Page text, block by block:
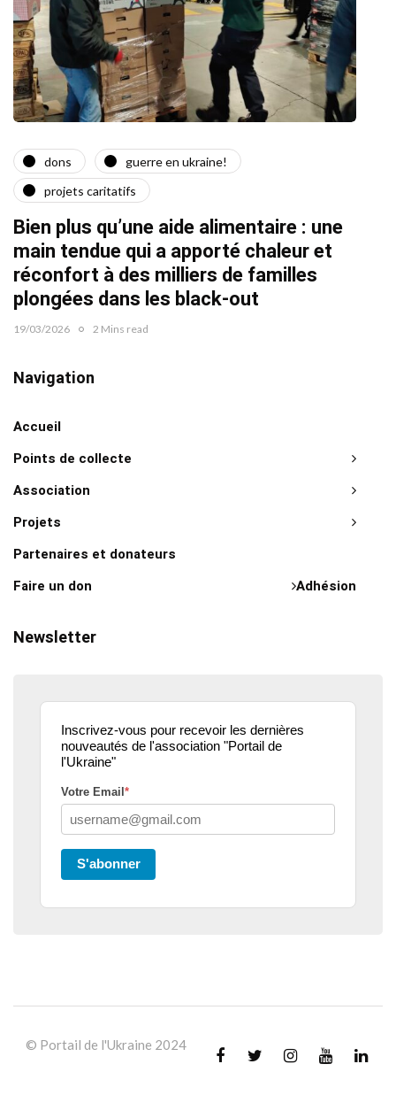
dons
guerre en ukraine!
projets caritatifs
Bien plus qu’une aide alimentaire : une
main tendue qui a apporté chaleur et
réconfort à des milliers de familles
plongées dans les black-out
19/03/2026 2 Mins read
Navigation
Accueil
Points de collecte
Association
Projets
Partenaires et donateurs
Adhésion
Faire un don
Newsletter
Inscrivez-vous pour recevoir les dernières
nouveautés de l'association "Portail de
l'Ukraine"
Votre Email *
S'abonner
© Portail de l'Ukraine 2024